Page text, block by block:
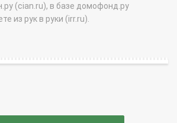
(cian.ru), в базе домофонд.ру
из рук в руки (irr.ru).